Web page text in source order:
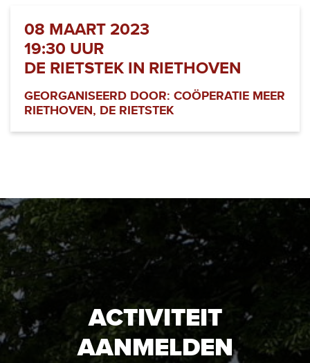
08 MAART 2023
19:30 UUR
DE RIETSTEK IN RIETHOVEN
GEORGANISEERD DOOR: COÖPERATIE MEER
RIETHOVEN, DE RIETSTEK
ACTIVITEIT
AANMELDEN